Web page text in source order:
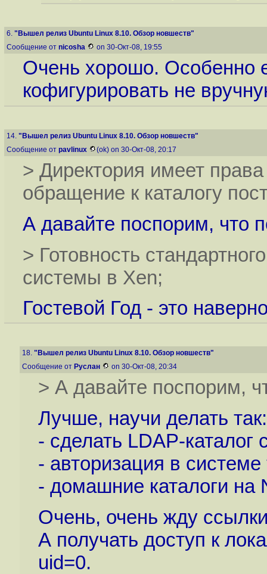
6. "Вышел релиз Ubuntu Linux 8.10. Обзор новшеств"
Сообщение от nicosha on 30-Окт-08, 19:55
Очень хорошо. Особенно
кофигурировать не
14. "Вышел релиз Ubuntu Linux 8.10. Обзор новшеств"
Сообщение от pavlinux (ok) on 30-Окт-08, 20:17
> Директория имеет
обращение к каталогу
А давайте поспорим, что
> Готовность
системы в Xen;
Гостевой Год - это
18. "Вышел релиз Ubuntu Linux 8.10. Обзор новшеств"
Сообщение от Руслан on 30-Окт-08, 20:34
> А давайте поспорим,
Лучше, научи делать так:
- сделать LDAP-каталог
- авторизация в
- домашние каталоги на
Очень, очень жду
А получать доступ к
uid=0.